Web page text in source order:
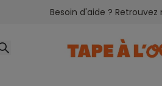
Besoin d'aide ? Retrouvez